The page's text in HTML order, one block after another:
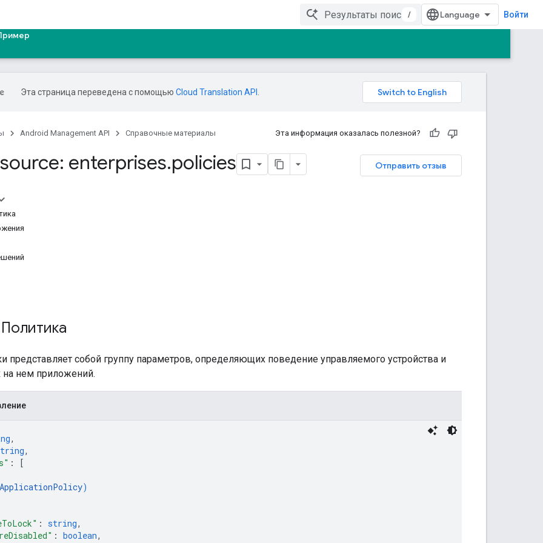
/ Войти
Эта страница переведена с помощью Cloud Translation API
Android Management API Справочные материалы Эта информация оказалась полезной?
Отправить отзыв
enterprises.policies
Политика
представляет собой группу параметров, определяющих поведение управляемого устройства и
на нем приложений.
,
,
:
[
ApplicationPolicy)
: string,
: boolean,